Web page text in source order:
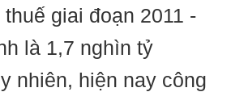
giai đoạn 2011 -
là 1,7 nghìn tỷ
nhiên, hiện nay công